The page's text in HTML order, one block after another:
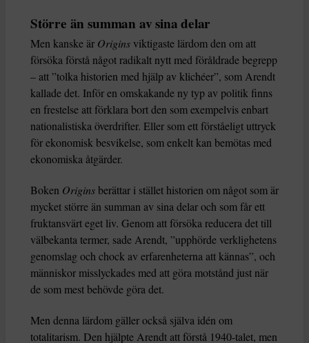
Större än summan av sina delar
Men kanske är Origins viktigaste lärdom den om att
försöka förstå något radikalt nytt med föråldrade begrepp
– att ”tolka historien med hjälp av klichéer”, som Arendt
kallade det. Inför en omskakande ny typ av politik finns
en frestelse att förklara bort den som exempelvis enbart
nationalistiska överdrifter. Eller som ett förståeligt uttryck
för ekonomisk besvikelse, som enkelt kan bemötas med
ekonomiska åtgärder.
Boken Originsberättar i stället historien om något som är
mycket större än summan av sina delar och som får ett
fruktansvärt eget liv. Genom att försöka reducera det till
välbekanta termer, sade Arendt, ”upphörde verklighetens
genomslag och chock av erfarenheterna att kännas”, och
människor misslyckades med att göra motstånd just när
de som mest behövde göra det.
Men denna lärdom gäller också själva idén om
totalitarism. Den hjälpte Arendt att förstå 1940-talet, men